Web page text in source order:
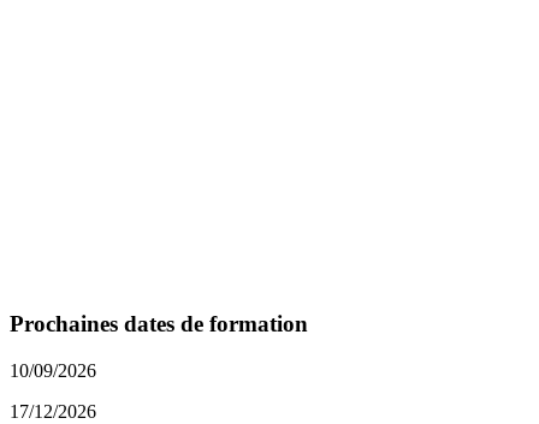
Prochaines dates de formation
10/09/2026
17/12/2026